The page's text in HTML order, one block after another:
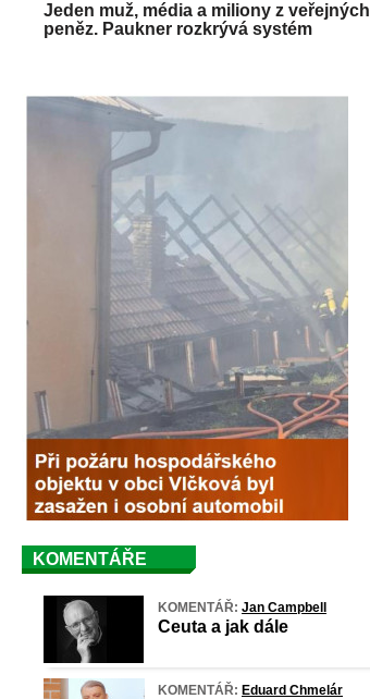
Jeden muž, média a miliony z veřejných
peněz. Paukner rozkrývá systém
KOMENTÁŘE
KOMENTÁŘ: Jan Campbell
Ceuta a jak dále
KOMENTÁŘ: Eduard Chmelár